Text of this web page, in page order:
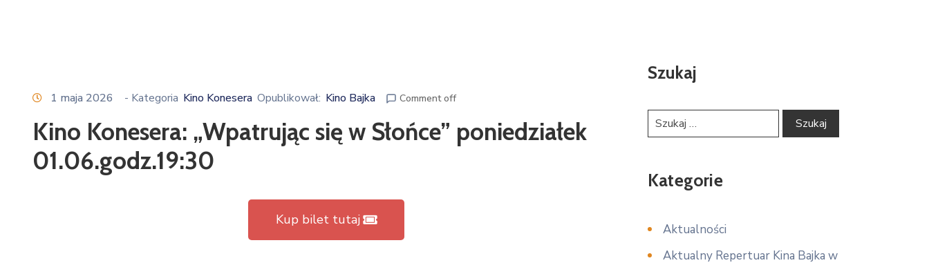
1 maja 2026 - Kategoria Kino Konesera Opublikował: Kino Bajka Comment off
Kino Konesera: „Wpatrując się w Słońce” poniedziałek
01.06.godz.19:30
Kup bilet tutaj
Szukaj
Kategorie
Aktualności
Aktualny Repertuar Kina Bajka w